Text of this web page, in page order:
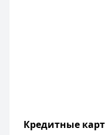
Кредитные